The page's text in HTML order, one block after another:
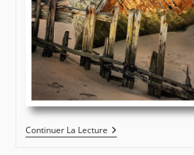
Continuer La LectureEpaves
–